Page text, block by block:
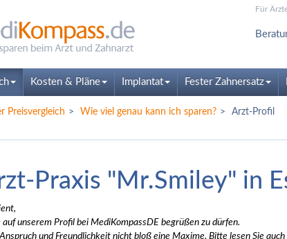
Für
Kosten & Pläne Implantat Fester Zahnersatz
Preisvergleich Wie viel genau kann ich sparen? Arzt-Profil
Praxis "Mr.Smiley" in
auf unserem Profil bei MediKompassDE begrüßen zu dürfen.
und Freundlichkeit nicht bloß eine Maxime. Bitte lesen Sie